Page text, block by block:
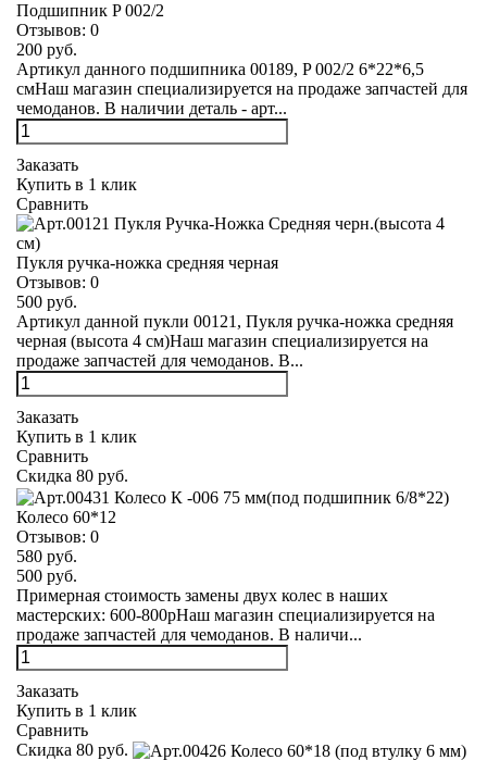
Подшипник P 002/2
Отзывов: 0
200 руб.
Артикул данного подшипника 00189, P 002/2 6*22*6,5
смНаш магазин специализируется на продаже запчастей для
чемоданов. В наличии деталь - арт...
Заказать
Купить в 1 клик
Сравнить
Пукля ручка-ножка средняя черная
Отзывов: 0
500 руб.
Артикул данной пукли 00121, Пукля ручка-ножка средняя
черная (высота 4 см)Наш магазин специализируется на
продаже запчастей для чемоданов. В...
Заказать
Купить в 1 клик
Сравнить
Скидка 80 руб.
Колесо 60*12
Отзывов: 0
580 руб.
500 руб.
Примерная стоимость замены двух колес в наших
мастерских: 600-800рНаш магазин специализируется на
продаже запчастей для чемоданов. В наличи...
Заказать
Купить в 1 клик
Сравнить
Скидка 80 руб.